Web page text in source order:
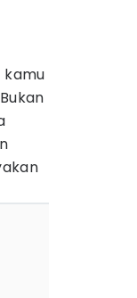
kamu